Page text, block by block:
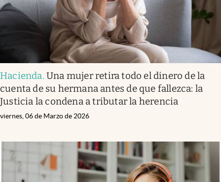
Hacienda.Una mujer retira todo el dinero de la
cuenta de su hermana antes de que fallezca: la
Justicia la condena a tributar la herencia
viernes, 06 de Marzo de 2026